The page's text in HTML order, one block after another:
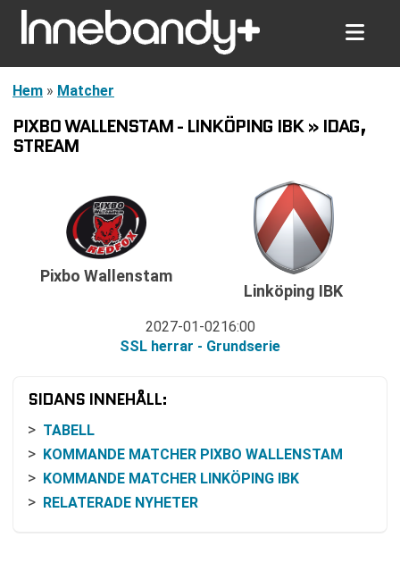
Hem » Matcher
PIXBO WALLENSTAM - LINKÖPING IBK » IDAG,
STREAM
Pixbo Wallenstam
2027-01-0216:00
SSL herrar - Grundserie
Linköping IBK
SIDANS INNEHÅLL:
TABELL
KOMMANDE MATCHER PIXBO WALLENSTAM
KOMMANDE MATCHER LINKÖPING IBK
RELATERADE NYHETER